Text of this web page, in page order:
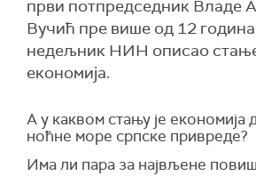
први потпредседник Владе
Вучић пре више од 12 година
недељник НИН описао
економија.
А у каквом стању је економија
ноћне море српске привреде?
Има ли пара за највљене